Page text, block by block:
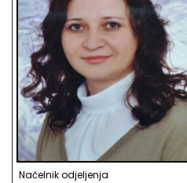
Načelnik odjeljenja